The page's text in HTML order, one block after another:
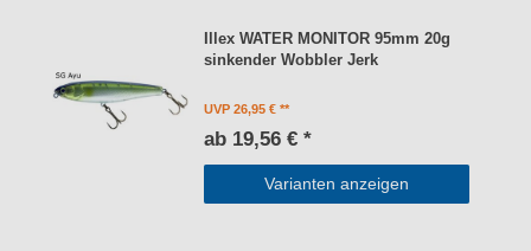
Illex WATER MONITOR 95mm 20g
sinkender Wobbler Jerk
UVP 26,95 €
ab 19,56 € *
Varianten anzeigen